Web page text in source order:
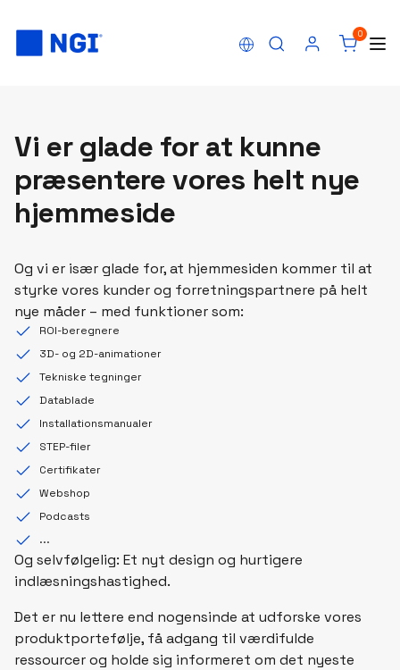
0
Vi er glade for at kunne
præsentere vores helt nye
hjemmeside
Og vi er især glade for, at hjemmesiden kommer til at
styrke vores kunder og forretningspartnere på helt
nye måder – med funktioner som:
ROI-beregnere
3D- og 2D-animationer
Tekniske tegninger
Datablade
Installationsmanualer
STEP-filer
Certifikater
Webshop
Podcasts
...
Og selvfølgelig: Et nyt design og hurtigere
indlæsningshastighed.
Det er nu lettere end nogensinde at udforske vores
produktportefølje, få adgang til værdifulde
ressourcer og holde sig informeret om det nyeste